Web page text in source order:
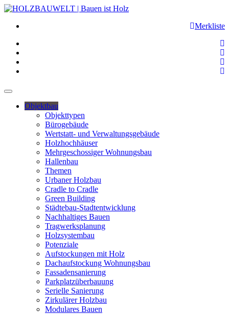
Merkliste
Objektbau
Objekttypen
Bürogebäude
Wertstatt- und Verwaltungsgebäude
Holzhochhäuser
Mehrgeschossiger Wohnungsbau
Hallenbau
Themen
Urbaner Holzbau
Cradle to Cradle
Green Building
Städtebau-Stadtentwicklung
Nachhaltiges Bauen
Tragwerksplanung
Holzsystembau
Potenziale
Aufstockungen mit Holz
Dachaufstockung Wohnungsbau
Fassadensanierung
Parkplatzüberbauung
Serielle Sanierung
Zirkulärer Holzbau
Modulares Bauen